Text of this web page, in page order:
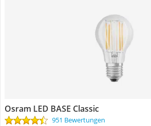
Osram LED BASE Classic
951 Bewertungen